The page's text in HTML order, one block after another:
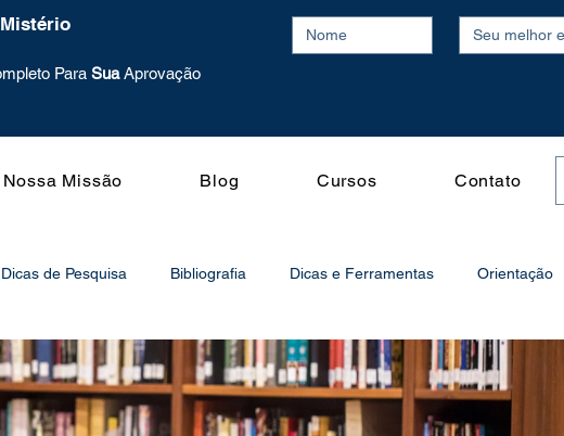
Para SuaAprovação
Nossa Missão Blog Cursos Contato
Dicas de Pesquisa Bibliografia Dicas e Ferramentas Orientação
Método de Estudo Processo Seletivo Produtividade